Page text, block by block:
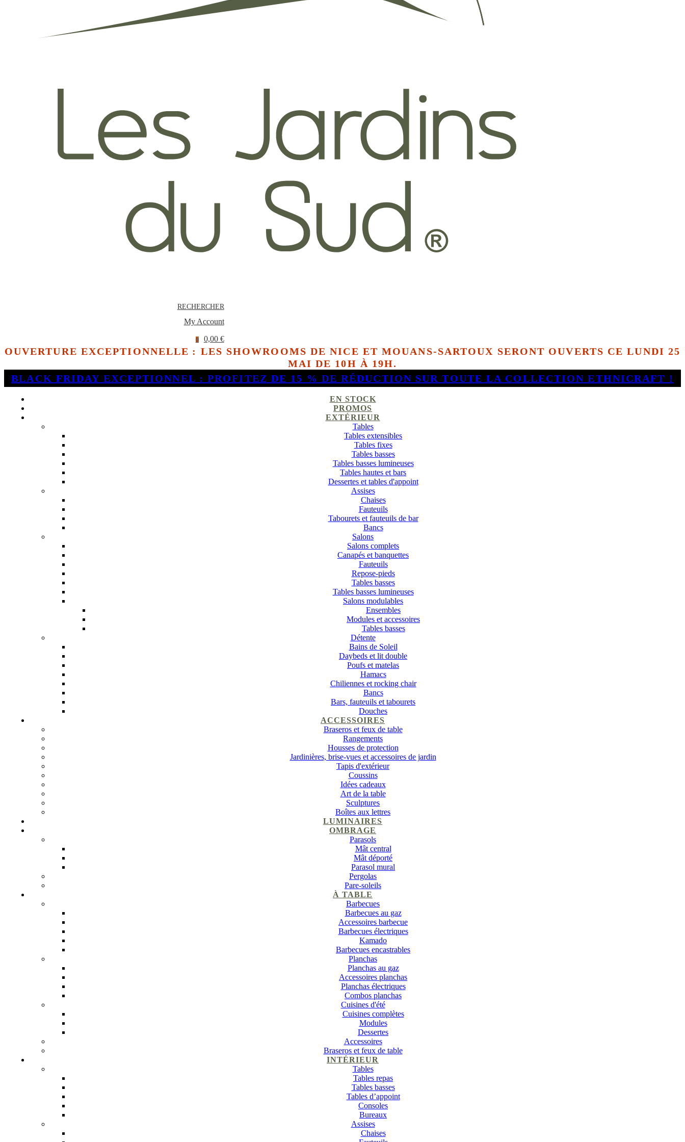
RECHERCHER
My Account
0 0,00 €
OUVERTURE EXCEPTIONNELLE : LES SHOWROOMS DE NICE ET MOUANS-SARTOUX SERONT OUVERTS CE LUNDI 25
MAI DE 10H À 19H.
BLACK FRIDAY EXCEPTIONNEL : PROFITEZ DE 15 % DE RÉDUCTION SUR TOUTE LA COLLECTION ETHNICRAFT !
EN STOCK
PROMOS
EXTÉRIEUR
Tables
Tables extensibles
Tables fixes
Tables basses
Tables basses lumineuses
Tables hautes et bars
Dessertes et tables d'appoint
Assises
Chaises
Fauteuils
Tabourets et fauteuils de bar
Bancs
Salons
Salons complets
Canapés et banquettes
Fauteuils
Repose-pieds
Tables basses
Tables basses lumineuses
Salons modulables
Ensembles
Modules et accessoires
Tables basses
Détente
Bains de Soleil
Daybeds et lit double
Poufs et matelas
Hamacs
Chiliennes et rocking chair
Bancs
Bars, fauteuils et tabourets
Douches
ACCESSOIRES
Braseros et feux de table
Rangements
Housses de protection
Jardinières, brise-vues et accessoires de jardin
Tapis d'extérieur
Coussins
Idées cadeaux
Art de la table
Sculptures
Boîtes aux lettres
LUMINAIRES
OMBRAGE
Parasols
Mât central
Mât déporté
Parasol mural
Pergolas
Pare-soleils
À TABLE
Barbecues
Barbecues au gaz
Accessoires barbecue
Barbecues électriques
Kamado
Barbecues encastrables
Planchas
Planchas au gaz
Accessoires planchas
Planchas électriques
Combos planchas
Cuisines d'été
Cuisines complètes
Modules
Dessertes
Accessoires
Braseros et feux de table
INTÉRIEUR
Tables
Tables repas
Tables basses
Tables d’appoint
Consoles
Bureaux
Assises
Chaises